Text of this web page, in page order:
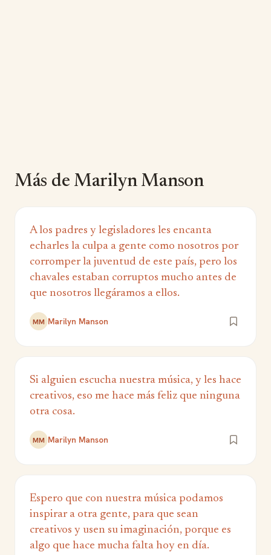
Más de Marilyn Manson
A los padres y legisladores les encanta
echarles la culpa a gente como nosotros por
corromper la juventud de este país, pero los
chavales estaban corruptos mucho antes de
que nosotros llegáramos a ellos.
MM Marilyn Manson
Si alguien escucha nuestra música, y les hace
creativos, eso me hace más feliz que ninguna
otra cosa.
MM Marilyn Manson
Espero que con nuestra música podamos
inspirar a otra gente, para que sean
creativos y usen su imaginación, porque es
algo que hace mucha falta hoy en día.